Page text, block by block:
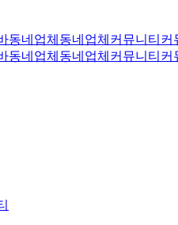
동네업체 동네업체 커뮤니티 커
동네업체 동네업체 커뮤니티 커